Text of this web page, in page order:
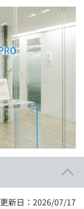
更新日：2026/07/17